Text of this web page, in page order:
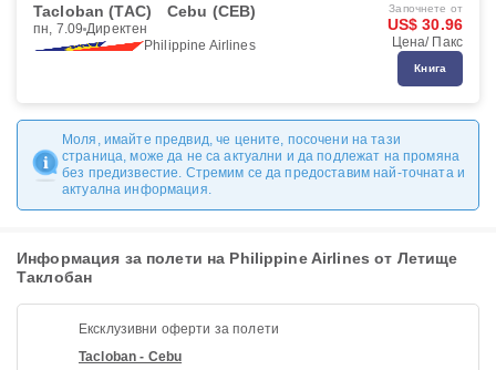
Tacloban (TAC) Cebu (CEB)
пн, 7.09 Директен
Philippine Airlines
Започнете от
US$ 30.96
Цена/ Пакс
Книга
Моля, имайте предвид, че цените, посочени на тази
страница, може да не са актуални и да подлежат на промяна
без предизвестие. Стремим се да предоставим най-точната и
актуална информация.
Информация за полети на Philippine Airlines от Летище
Таклобан
Ексклузивни оферти за полети
Tacloban - Cebu